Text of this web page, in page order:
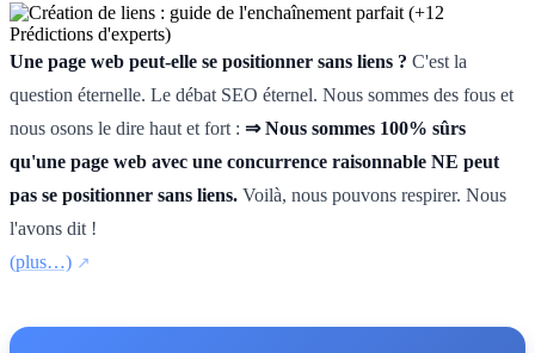
Une page web peut-elle se positionner sans liens ? C'est la
question éternelle. Le débat SEO éternel. Nous sommes des fous et
nous osons le dire haut et fort : ⇒ Nous sommes 100% sûrs
qu'une page web avec une concurrence raisonnable NE peut
pas se positionner sans liens. Voilà, nous pouvons respirer. Nous
l'avons dit !
(plus…)